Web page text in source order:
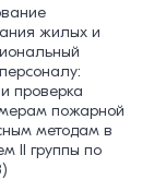
жилых и
проверка
пожарной
методам в
II группы по